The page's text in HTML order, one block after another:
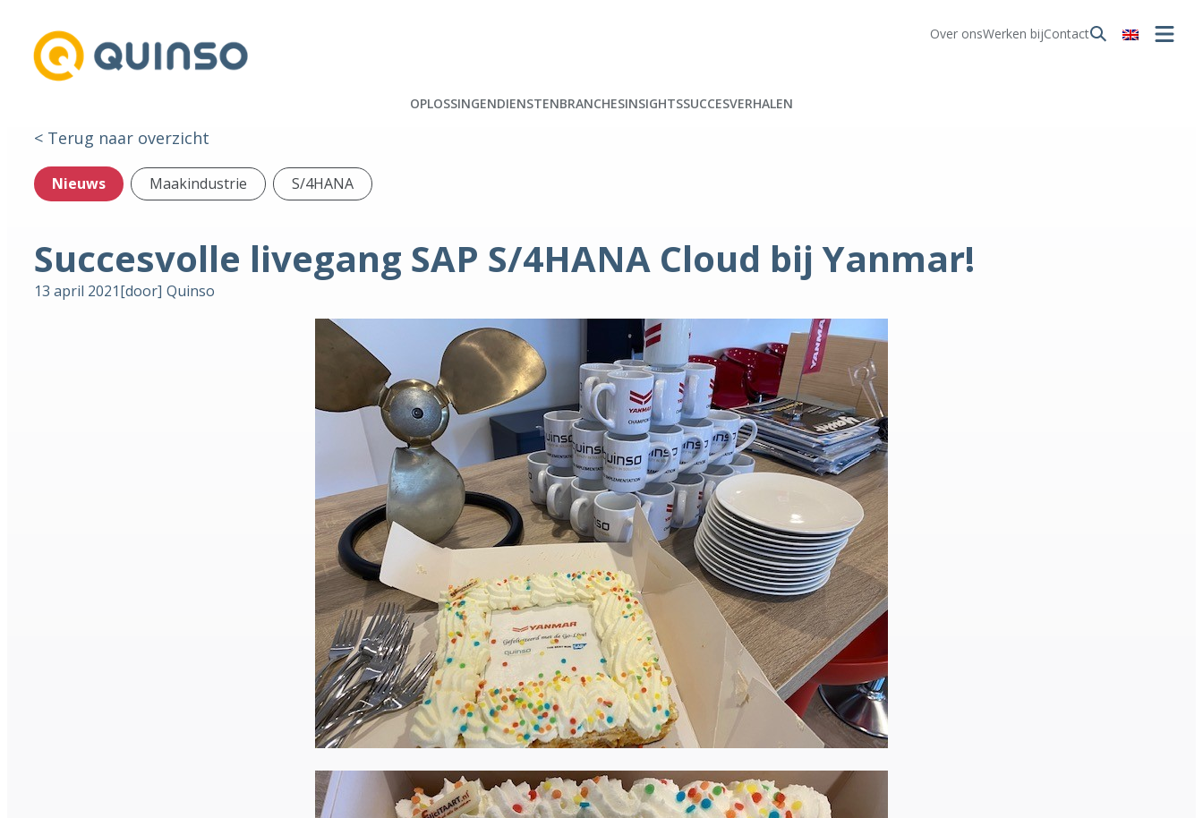
Over onsWerken bijContact
OPLOSSINGENDIENSTENBRANCHESINSIGHTSSUCCESVERHALEN
< Terug naar overzicht
Nieuws Maakindustrie S/4HANA
Succesvolle livegang SAP S/4HANA Cloud bij Yanmar!
13 april 2021[door] Quinso